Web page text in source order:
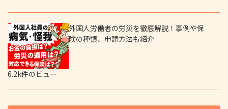
外国人労働者の労災を徹底解説！事例や保
険の種類、申請方法も紹介
6.2k件のビュー